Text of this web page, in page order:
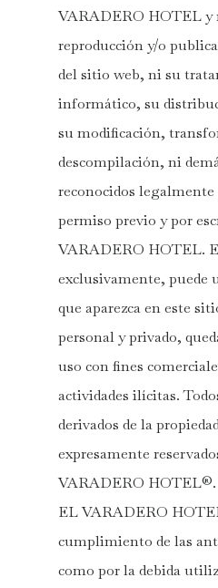
VARADERO HOTEL y
reproducción y/o
del sitio web, ni su
informático, su
su modificación,
descompilación, ni
reconocidos
permiso previo y por
VARADERO HOTEL.
exclusivamente,
que aparezca en este
personal y privado,
uso con fines
actividades ilícitas.
derivados de la
expresamente
VARADERO HOTEL®.
EL VARADERO
cumplimiento de las
como por la debida